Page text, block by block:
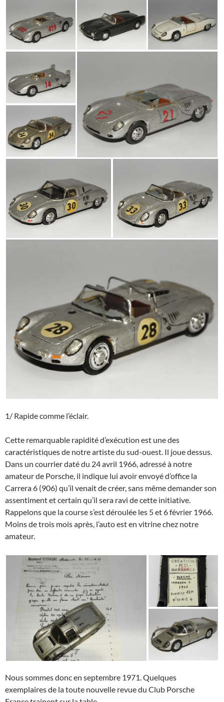
1/ Rapide comme l’éclair.
Cette remarquable rapidité d’exécution est une des
caractéristiques de notre artiste du sud-ouest. Il joue dessus.
Dans un courrier daté du 24 avril 1966, adressé à notre
amateur de Porsche, il indique lui avoir envoyé d’office la
Carrera 6 (906) qu’il venait de créer, sans même demander son
assentiment et certain qu’il sera ravi de cette initiative.
Rappelons que la course s’est déroulée les 5 et 6 février 1966.
Moins de trois mois après, l’auto est en vitrine chez notre
amateur.
Nous sommes donc en septembre 1971. Quelques
exemplaires de la toute nouvelle revue du Club Porsche